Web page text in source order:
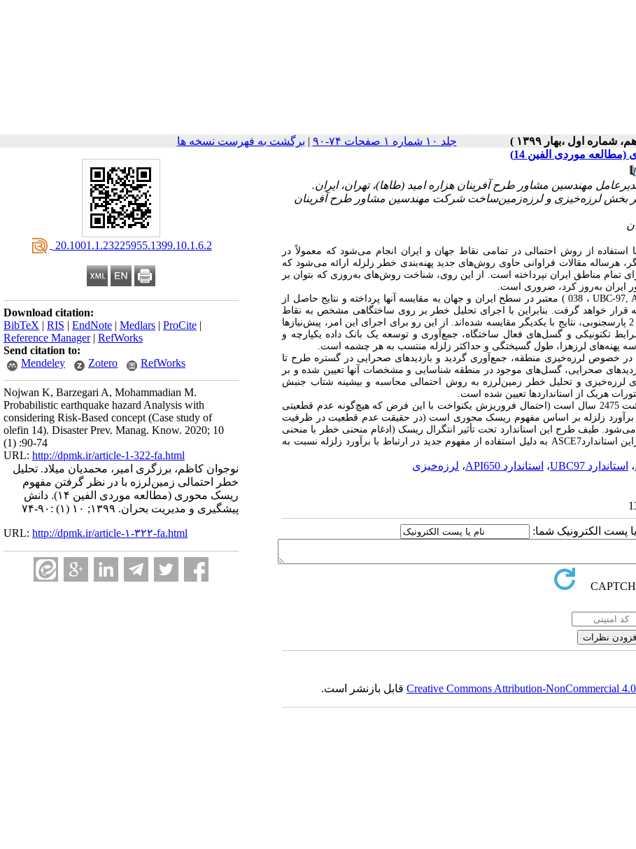
جلد ۱۰ شماره ۱ صفحات ۷۴-۹۰ | برگشت به فهرست نسخه ها
‎ 20.1001.1.23225955.1399.10.1.6.2
Download citation:
BibTeX | RIS | EndNote | Medlars | ProCite |
Reference Manager| RefWorks
Send citation to:
Mendeley
Zotero RefWorks
Nojwan K, Barzegari A, Mohammadian M.
Probabilistic earthquake hazard Analysis with
considering Risk-Based concept (Case study of
olefin 14). Disaster Prev. Manag. Know. 2020; 10
(1) :90-74
URL: http://dpmk.ir/article-1-322-fa.html
نوجوان کاظم، برزگری امیر، محمدیان میلاد. تحلیل
خطر احتمالی زمین‌لرزه با در نظر گرفتن مفهوم
ریسک محوری (مطالعه موردی الفین ۱۴). دانش
پیشگیری و مدیریت بحران. ۱۳۹۹; ۱۰ (۱) :۹۰-۷۴
URL: http://dpmk.ir/article-۱-۳۲۲-fa.html
موردی الفین 14)
بخش لرزه‌خیزی و لرزه‌زمین‌ساخت شرکت مهندسین مشاور طرح آفرینان
استفاده از روش احتمالی در تمامی نقاط جهان و ایران انجام می‌شود که معمولاً در
هرساله مقالات فراوانی حاوی روش‌های جدید پهنه‌بندی خطر زلزله ارائه می‌شود که
تمام مناطق ایران نپرداخته است. از این روی، شناخت روش‌های به‌روزی که بتوان بر
ایران به‌روز کرد، ضروری است.
UBC-97,، 038) معتبر در سطح ایران و جهان به مقایسه آنها پرداخته و نتایج حاصل از
قرار خواهد گرفت
بنابراین با اجرای تحلیل خطر بر روی ساختگاهی مشخص به نقاط
قوت و ضعف هر استاندارد با جمع‌آوری داده‌های مربوط به لرزه‌خیزی سایت 2 پارس­جنوبی، نتایج با یکدیگر مقایسه شده‌اند. از این رو برای اجرای این امر، پیش‌نیازها
تکتونیکی و گسل‌های فعال ساختگاه، جمع‌آوری و توسعه یک بانک داده یکپارچه و
پهنه‌های لرزه­زا، طول گسیختگی و حداکثر زلزله منتسب به هر چشمه است.
در خصوص لرزه‌خیزی منطقه، جمع‌آوری گردید و بازدیدهای صحرایی در گستره طرح تا
طی بازدیدهای صحرایی، گسل‌های موجود در منطقه شناسایی و مشخصات آنها تعیین شده و بر
لرزه‌خیزی و تحلیل خطر زمین‌لرزه به روش احتمالی محاسبه و بیشینه شتاب جنبش
هریک از استانداردها تعیین شده است.
برای دوره بازگشت 2475 سال است (احتمال فروریزش یکنواخت با این فرض که هیچ‌گونه عدم قطعیتی
زلزله بر اساس مفهوم ریسک محوری است (در حقیقت عدم قطعیت در ظرفیت
طیف طرح این استاندارد تحت تأثیر انتگرال ریسک (ادغام منحنی خطر با منحنی
ASCE7 به دلیل استفاده از مفهوم جدید در ارتباط با برآورد زلزله نسبت به
، استاندارد UBC97 ، استاندارد API650 ، لرزه‌خیزی
پست الکترونیک شما:
Creative Commons Attribution-NonCommercialقابل بازنشر است.